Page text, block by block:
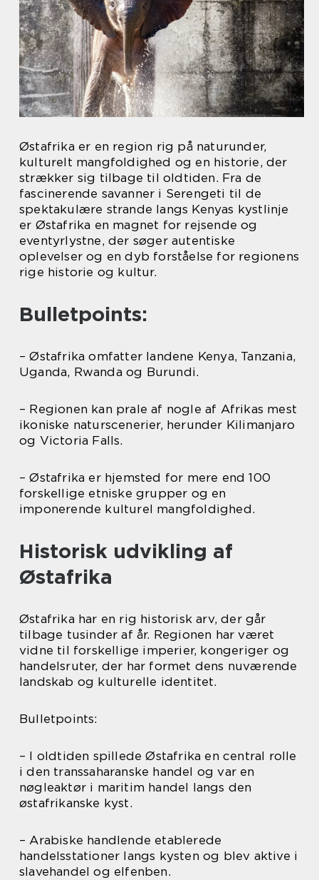
Østafrika er en region rig på naturunder,
kulturelt mangfoldighed og en historie, der
strækker sig tilbage til oldtiden. Fra de
fascinerende savanner i Serengeti til de
spektakulære strande langs Kenyas kystlinje
er Østafrika en magnet for rejsende og
eventyrlystne, der søger autentiske
oplevelser og en dyb forståelse for regionens
rige historie og kultur.
Bulletpoints:
– Østafrika omfatter landene Kenya, Tanzania,
Uganda, Rwanda og Burundi.
– Regionen kan prale af nogle af Afrikas mest
ikoniske naturscenerier, herunder Kilimanjaro
og Victoria Falls.
– Østafrika er hjemsted for mere end 100
forskellige etniske grupper og en
imponerende kulturel mangfoldighed.
Historisk udvikling af
Østafrika
Østafrika har en rig historisk arv, der går
tilbage tusinder af år. Regionen har været
vidne til forskellige imperier, kongeriger og
handelsruter, der har formet dens nuværende
landskab og kulturelle identitet.
Bulletpoints:
– I oldtiden spillede Østafrika en central rolle
i den transsaharanske handel og var en
nøgleaktør i maritim handel langs den
østafrikanske kyst.
– Arabiske handlende etablerede
handelsstationer langs kysten og blev aktive i
slavehandel og elfenben.